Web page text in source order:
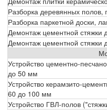
Разборка деревянных полов,
Разборка паркетной доски,
Демонтаж цементной стяжки
Демонтаж цементной стяжки
Устройство цементно-
до 50 мм
Устройство керамзито-
60 до 100 мм
Устройство ГВЛ-полов